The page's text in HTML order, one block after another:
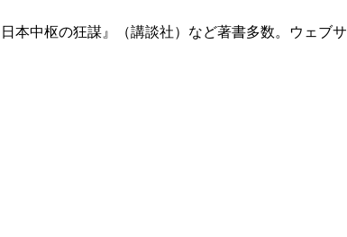
本中枢の狂謀』（講談社）など著書多数。ウェブサ